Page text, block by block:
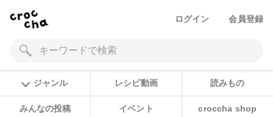
ログイン 会員登録
ジャンル レシピ動画 読みもの
みんなの投稿 イベント croccha shop